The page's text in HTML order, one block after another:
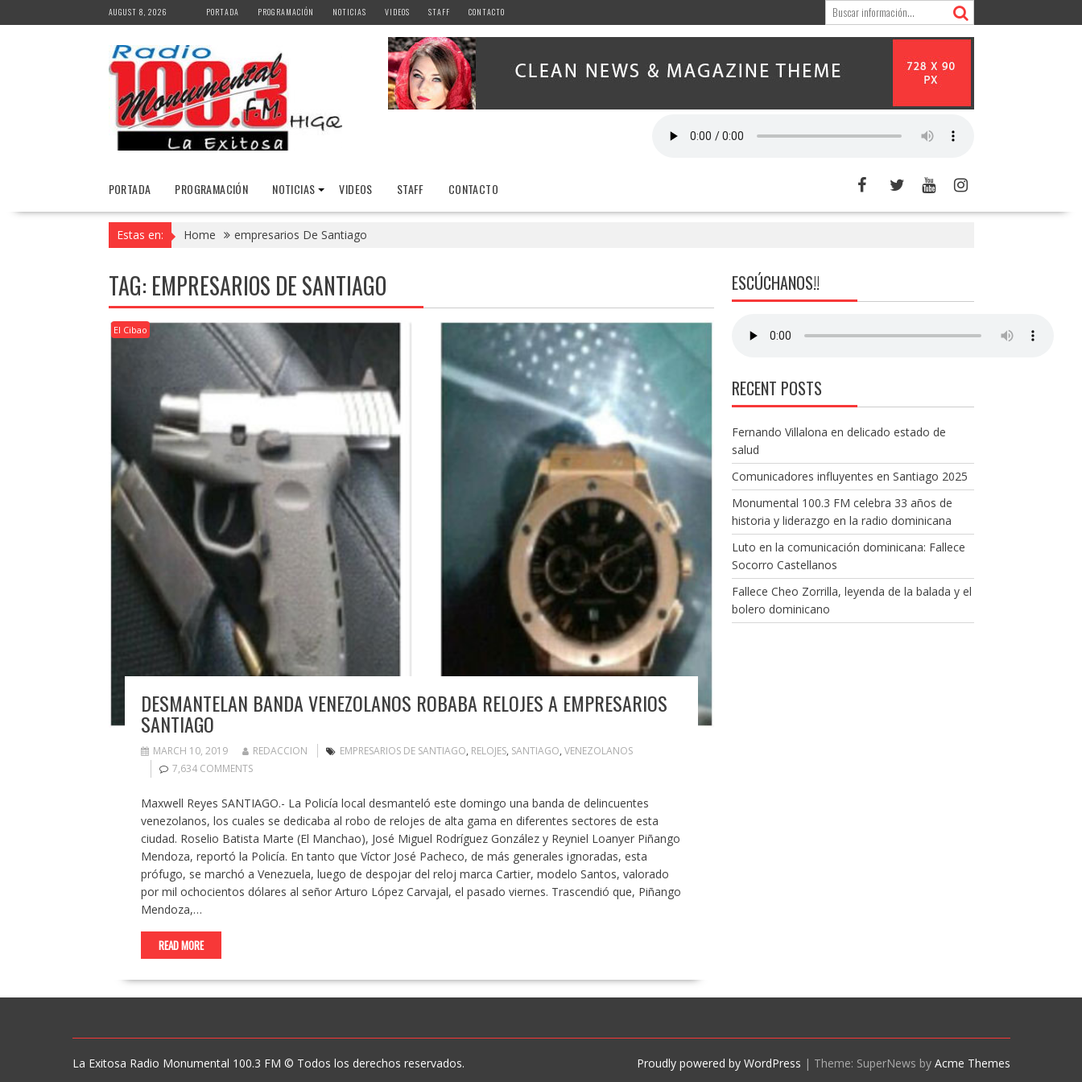
to
AUGUST 8, 2026 PORTADA PROGRAMACIÓN NOTICIAS VIDEOS STAFF CONTACTO
PORTADA PROGRAMACIÓN NOTICIAS VIDEOS STAFF CONTACTO
Estas en: Home empresarios De Santiago
TAG: EMPRESARIOS DE SANTIAGO
El Cibao
DESMANTELAN BANDA VENEZOLANOS ROBABA RELOJES A EMPRESARIOS
SANTIAGO
MARCH 10, 2019 REDACCION EMPRESARIOS DE SANTIAGO, RELOJES, SANTIAGO, VENEZOLANOS
7,634 COMMENTS
Maxwell Reyes SANTIAGO.- La Policía local desmanteló este domingo una banda de delincuentes
venezolanos, los cuales se dedicaba al robo de relojes de alta gama en diferentes sectores de esta
ciudad. Roselio Batista Marte (El Manchao), José Miguel Rodríguez González y Reyniel Loanyer Piñango
Mendoza, reportó la Policía. En tanto que Víctor José Pacheco, de más generales ignoradas, esta
prófugo, se marchó a Venezuela, luego de despojar del reloj marca Cartier, modelo Santos, valorado
por mil ochocientos dólares al señor Arturo López Carvajal, el pasado viernes. Trascendió que, Piñango
Mendoza,…
READ MORE
ESCÚCHANOS!!
RECENT POSTS
Fernando Villalona en delicado estado de
salud
Comunicadores influyentes en Santiago 2025
Monumental 100.3 FM celebra 33 años de
historia y liderazgo en la radio dominicana
Luto en la comunicación dominicana: Fallece
Socorro Castellanos
Fallece Cheo Zorrilla, leyenda de la balada y el
bolero dominicano
La Exitosa Radio Monumental 100.3 FM © Todos los derechos reservados. Proudly powered by WordPress | Theme: SuperNews by Acme Themes